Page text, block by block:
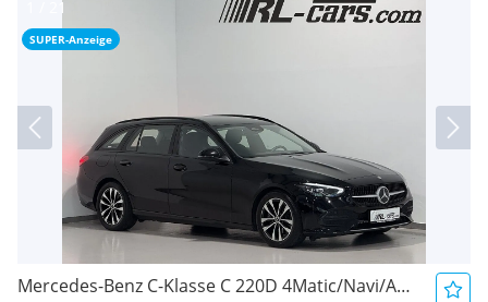
SUPER-Anzeige
Mercedes-Benz C-Klasse C 220D 4Matic/Navi/ACC/Kamera/LED